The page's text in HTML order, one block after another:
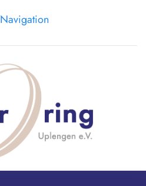
Navigation